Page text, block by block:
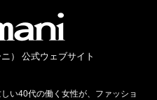
） 公式ウェブサイト
い40代の働く女性が、ファッショ